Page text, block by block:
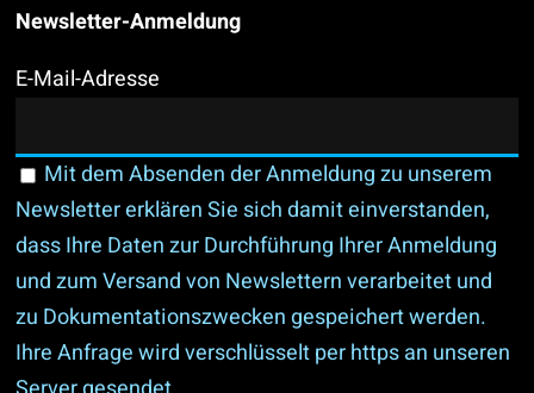
Newsletter-Anmeldung
E-Mail-Adresse
Mit dem Absenden der Anmeldung zu unserem
Newsletter erklären Sie sich damit einverstanden,
dass Ihre Daten zur Durchführung Ihrer Anmeldung
und zum Versand von Newslettern verarbeitet und
zu Dokumentationszwecken gespeichert werden.
Ihre Anfrage wird verschlüsselt per https an unseren